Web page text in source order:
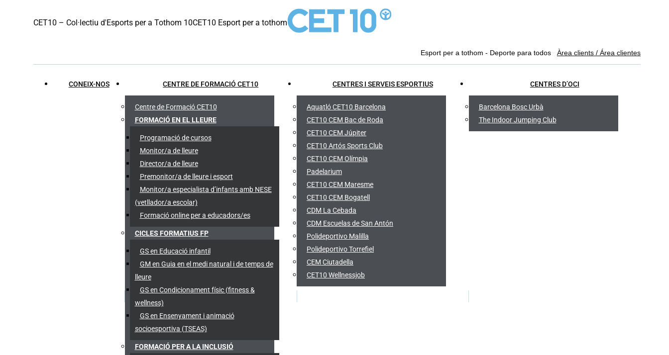
CET10 – Col·lectiu d'Esports per a Tothom 10CET10 Esport per a tothom
Esport per a tothom - Deporte para todosFacebook
page
in
window
YouTube
page
in
window
Linkedin
page
in
window
Instagram
page
in
Àrea clients / Área clientes
CONEIX-NOS CENTRE DE FORMACIÓ CET10
Centre de Formació CET10
FORMACIÓ EN EL LLEURE
Programació de cursos
Monitor/a de lleure
Director/a de lleure
Premonitor/a de lleure i esport
Monitor/a especialista d’infants amb NESE
(vetllador/a escolar)
Formació online per a educadors/es
CICLES FORMATIUS FP
GS en Educació infantil
GM en Guia en el medi natural i de temps de
lleure
GS en Condicionament físic (fitness &
wellness)
GS en Ensenyament i animació
socioesportiva (TSEAS)
FORMACIÓ PER A LA INCLUSIÓ
CENTRES I SERVEIS ESPORTIUS
Aquatló CET10 Barcelona
CET10 CEM Bac de Roda
CET10 CEM Júpiter
CET10 Artós Sports Club
CET10 CEM Olímpia
Padelarium
CET10 CEM Maresme
CET10 CEM Bogatell
CDM La Cebada
CDM Escuelas de San Antón
Polideportivo Malilla
Polideportivo Torrefiel
CEM Ciutadella
CET10 Wellnessjob
CENTRES D’OCI
Barcelona Bosc Urbà
The Indoor Jumping Club